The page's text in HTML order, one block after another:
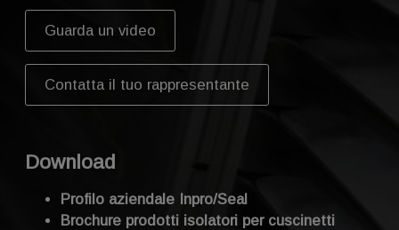
Guarda un video
Contatta il tuo rappresentante
Download
Profilo aziendale Inpro/Seal
Brochure prodotti isolatori per cuscinetti